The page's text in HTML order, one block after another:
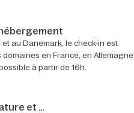
au Danemark, le check-in est
en France, en Allemagne
à partir de 16h.
et …